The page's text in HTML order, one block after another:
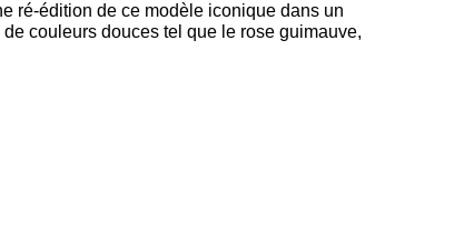
ré-édition de ce modèle iconique dans un
couleurs douces tel que le rose guimauve,